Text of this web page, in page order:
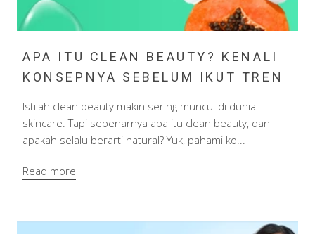
APA ITU CLEAN BEAUTY? KENALI
KONSEPNYA SEBELUM IKUT TREN
Istilah clean beauty makin sering muncul di dunia
skincare. Tapi sebenarnya apa itu clean beauty, dan
apakah selalu berarti natural? Yuk, pahami ko...
Read more